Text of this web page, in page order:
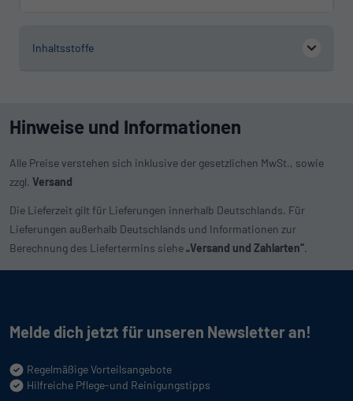
Inhaltsstoffe
Hinweise und Informationen
Alle Preise verstehen sich inklusive der gesetzlichen MwSt., sowie
zzgl. Versand
Die Lieferzeit gilt für Lieferungen innerhalb Deutschlands. Für
Lieferungen außerhalb Deutschlands und Informationen zur
Berechnung des Liefertermins siehe„Versand und Zahlarten“.
Melde dich jetzt für unseren Newsletter an!
Regelmäßige Vorteilsangebote
Hilfreiche Pflege-und Reinigungstipps